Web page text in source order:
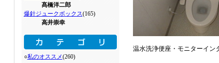
髙橋洋二郎
爆針ジュークボックス(165)
高井崇幸
○私のオススメ(260)
温水洗浄便座・モニターイン